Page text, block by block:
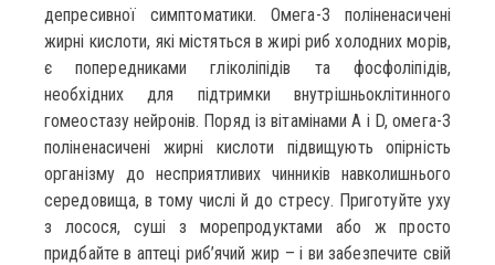
депресивної симптоматики. Омега-3 поліненасичені
жирні кислоти, які містяться в жирі риб холодних морів,
є попередниками гліколіпідів та фосфоліпідів,
необхідних для підтримки внутрішньоклітинного
гомеостазу нейронів. Поряд із вітамінами А і D, омега-3
поліненасичені жирні кислоти підвищують опірність
організму до несприятливих чинників навколишнього
середовища, в тому числі й до стресу. Приготуйте уху
з лосося, суші з морепродуктами або ж просто
придбайте в аптеці риб’ячий жир – і ви забезпечите свій